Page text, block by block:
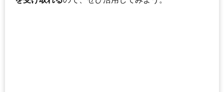
交通 北久里浜駅（8分）